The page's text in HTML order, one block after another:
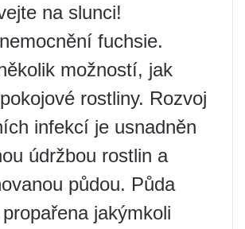
na slunci!
fuchsie.
možností, jak
rostliny. Rozvoj
infekcí je usnadněn
údržbou rostlin a
půdou. Půda
jakýmkoli